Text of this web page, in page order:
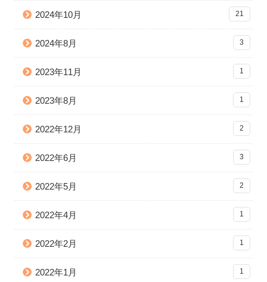
2024年10月 21
2024年8月 3
2023年11月 1
2023年8月 1
2022年12月 2
2022年6月 3
2022年5月 2
2022年4月 1
2022年2月 1
2022年1月 1